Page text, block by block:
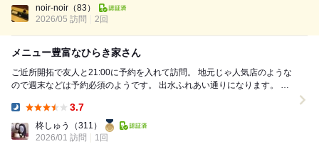
ても美味しいのだが生には生の良...
noir-noir （83）
2026/05 訪問
2回
メニュー豊富なひらき家さん
ご近所開拓で友人と21:00に予約を入れて訪問。 地元じゃ人気店のような
ので週末などは予約必須のようです。 出水ふれあい通りになります。 専
3.7
柊しゅう
（311）
2026/01 訪問
1回